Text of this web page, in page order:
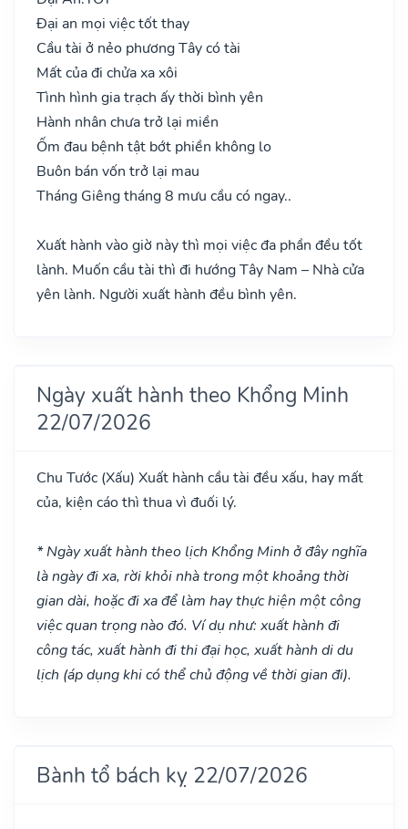
Đại an mọi việc tốt thay
Cầu tài ở nẻo phương Tây có tài
Mất của đi chửa xa xôi
Tình hình gia trạch ấy thời bình yên
Hành nhân chưa trở lại miền
Ốm đau bệnh tật bớt phiền không lo
Buôn bán vốn trở lại mau
Tháng Giêng tháng 8 mưu cầu có ngay..
Xuất hành vào giờ này thì mọi việc đa phần đều tốt
lành. Muốn cầu tài thì đi hướng Tây Nam – Nhà cửa
yên lành. Người xuất hành đều bình yên.
Ngày xuất hành theo Khổng Minh
22/07/2026
Chu Tước (Xấu) Xuất hành cầu tài đều xấu, hay mất
của, kiện cáo thì thua vì đuối lý.
* Ngày xuất hành theo lịch Khổng Minh ở đây nghĩa
là ngày đi xa, rời khỏi nhà trong một khoảng thời
gian dài, hoặc đi xa để làm hay thực hiện một công
việc quan trọng nào đó. Ví dụ như: xuất hành đi
công tác, xuất hành đi thi đại học, xuất hành di du
lịch (áp dụng khi có thể chủ động về thời gian đi).
Bành tổ bách kỵ 22/07/2026